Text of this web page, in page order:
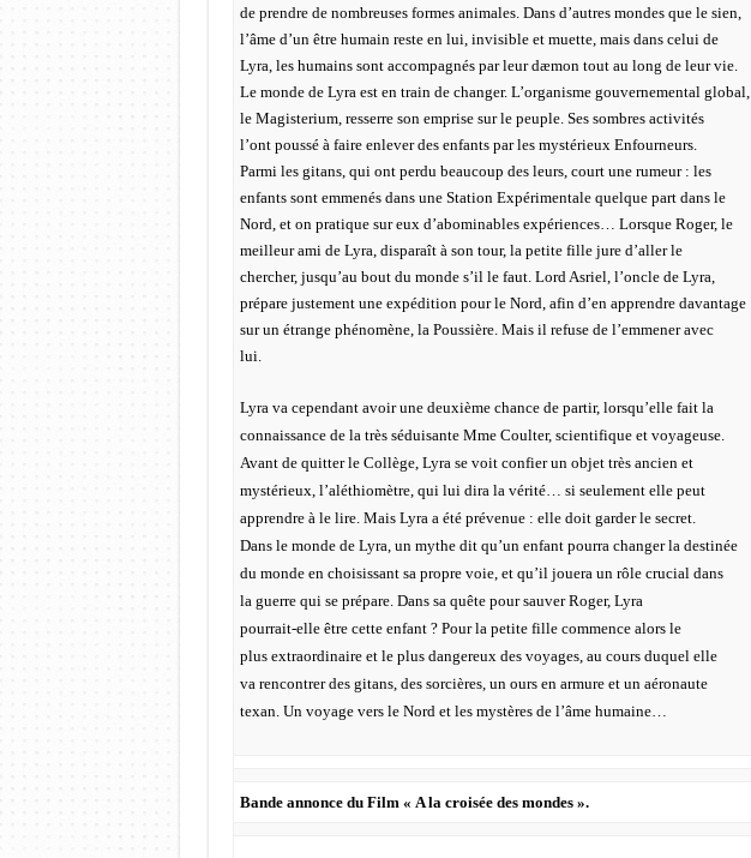
de prendre de nombreuses formes animales. Dans d’autres mondes que le sien,
l’âme d’un être humain reste en lui, invisible et muette, mais dans celui de
Lyra, les humains sont accompagnés par leur dæmon tout au long de leur vie.
Le monde de Lyra est en train de changer. L’organisme gouvernemental global,
le Magisterium, resserre son emprise sur le peuple. Ses sombres activités
l’ont poussé à faire enlever des enfants par les mystérieux Enfourneurs.
Parmi les gitans, qui ont perdu beaucoup des leurs, court une rumeur : les
enfants sont emmenés dans une Station Expérimentale quelque part dans le
Nord, et on pratique sur eux d’abominables expériences… Lorsque Roger, le
meilleur ami de Lyra, disparaît à son tour, la petite fille jure d’aller le
chercher, jusqu’au bout du monde s’il le faut. Lord Asriel, l’oncle de Lyra,
prépare justement une expédition pour le Nord, afin d’en apprendre davantage
sur un étrange phénomène, la Poussière. Mais il refuse de l’emmener avec
lui.
Lyra va cependant avoir une deuxième chance de partir, lorsqu’elle fait la
connaissance de la très séduisante Mme Coulter, scientifique et voyageuse.
Avant de quitter le Collège, Lyra se voit confier un objet très ancien et
mystérieux, l’aléthiomètre, qui lui dira la vérité… si seulement elle peut
apprendre à le lire. Mais Lyra a été prévenue : elle doit garder le secret.
Dans le monde de Lyra, un mythe dit qu’un enfant pourra changer la destinée
du monde en choisissant sa propre voie, et qu’il jouera un rôle crucial dans
la guerre qui se prépare. Dans sa quête pour sauver Roger, Lyra
pourrait-elle être cette enfant ? Pour la petite fille commence alors le
plus extraordinaire et le plus dangereux des voyages, au cours duquel elle
va rencontrer des gitans, des sorcières, un ours en armure et un aéronaute
texan. Un voyage vers le Nord et les mystères de l’âme humaine…
Bande annonce du Film « A la croisée des mondes ».